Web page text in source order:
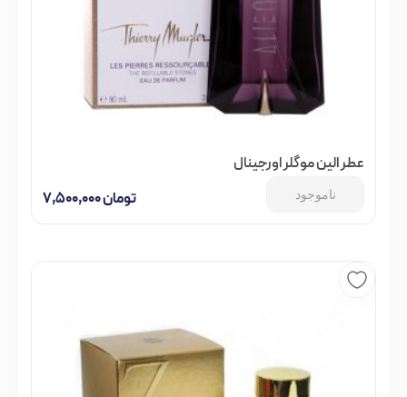
عطر الین موگلر اورجینال
تومان
ناموجود